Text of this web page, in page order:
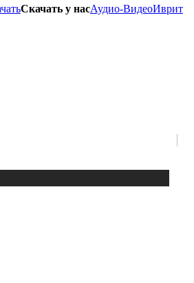
Скачать у насАудио-ВидеоИврит